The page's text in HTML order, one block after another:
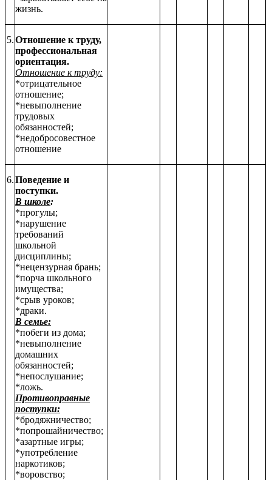
жизнь.
5.Отношение к труду,
профессиональная
ориентация.
Отношение к труду:
*отрицательное
отношение;
*невыполнение
трудовых
обязанностей;
*недобросовестное
отношение
6.Поведение и
поступки.
В школе:
*прогулы;
*нарушение
требований
школьной
дисциплины;
*нецензурная брань;
*порча школьного
имущества;
*срыв уроков;
*драки.
В семье:
*побеги из дома;
*невыполнение
домашних
обязанностей;
*непослушание;
*ложь.
Противоправные
поступки:
*бродяжничество;
*попрошайничество;
*азартные игры;
*употребление
наркотиков;
*воровство;